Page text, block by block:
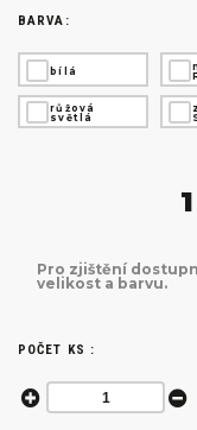
BARVA:
bílá
růžová
světlá
Pro zjištění
velikost a barvu.
POČET KS :